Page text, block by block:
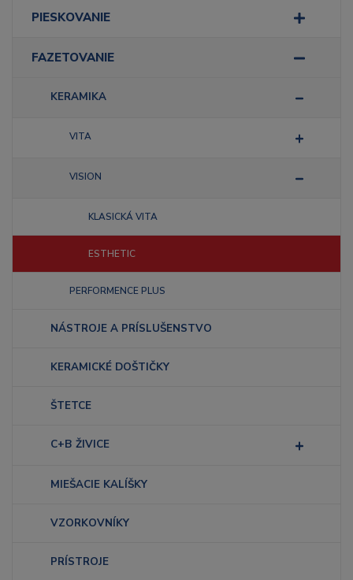
PIESKOVANIE
FAZETOVANIE
KERAMIKA
VITA
VISION
KLASICKÁ VITA
ESTHETIC
PERFORMENCE PLUS
NÁSTROJE A PRÍSLUŠENSTVO
KERAMICKÉ DOŠTIČKY
ŠTETCE
C+B ŽIVICE
MIEŠACIE KALÍŠKY
VZORKOVNÍKY
PRÍSTROJE